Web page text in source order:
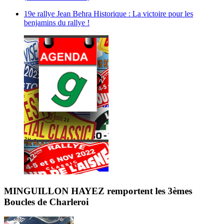
19e rallye Jean Behra Historique : La victoire pour les
benjamins du rallye !
MINGUILLON HAYEZ remportent les 3èmes
Boucles de Charleroi